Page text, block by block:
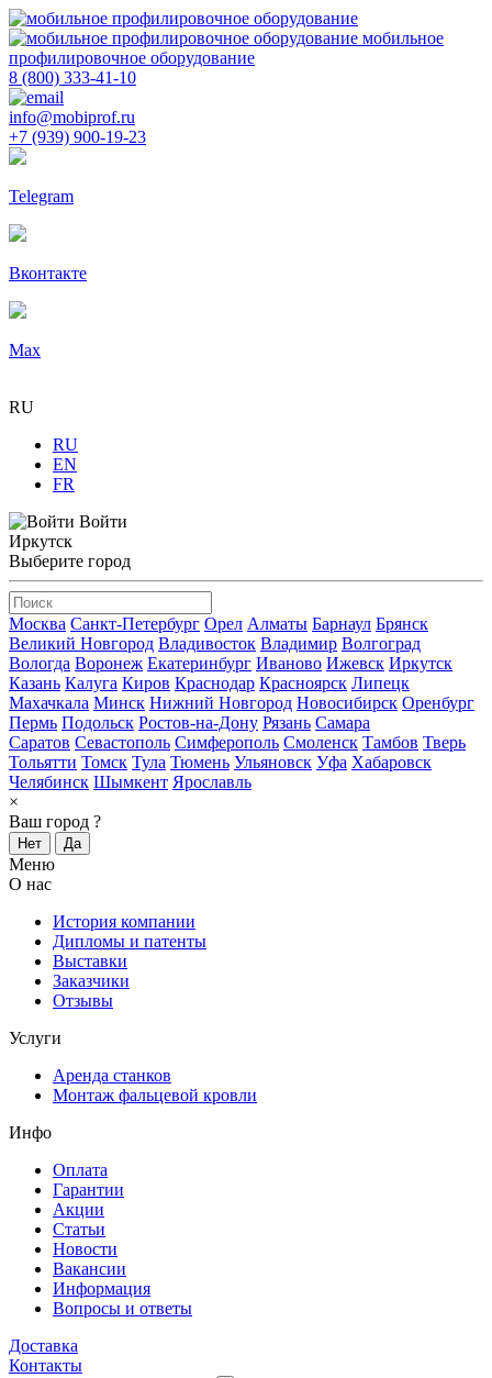
мобильное
профилировочное оборудование
8 (800) 333-41-10
info@mobiprof.ru
+7 (939) 900-19-23
Telegram
Вконтакте
Max
RU
RU
EN
FR
Войти
Иркутск
Выберите город
Москва Санкт-Петербург Орел Алматы Барнаул Брянск
Великий Новгород Владивосток Владимир Волгоград
Вологда Воронеж Екатеринбург Иваново Ижевск Иркутск
Казань Калуга Киров Краснодар Красноярск Липецк
Махачкала Минск Нижний Новгород Новосибирск Оренбург
Пермь Подольск Ростов-на-Дону Рязань Самара
Саратов Севастополь Симферополь Смоленск Тамбов Тверь
Тольятти Томск Тула Тюмень Ульяновск Уфа Хабаровск
Челябинск Шымкент Ярославль
×
Ваш город ?
Нет Да
Меню
О нас
История компании
Дипломы и патенты
Выставки
Заказчики
Отзывы
Услуги
Аренда станков
Монтаж фальцевой кровли
Инфо
Оплата
Гарантии
Акции
Статьи
Новости
Вакансии
Информация
Вопросы и ответы
Доставка
Контакты